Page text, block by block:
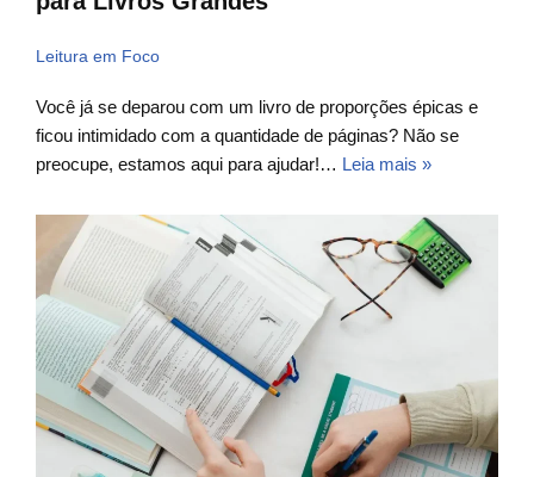
Leitura em Foco
Você já se deparou com um livro de proporções épicas e
ficou intimidado com a quantidade de páginas? Não se
preocupe, estamos aqui para ajudar!… Leia mais »